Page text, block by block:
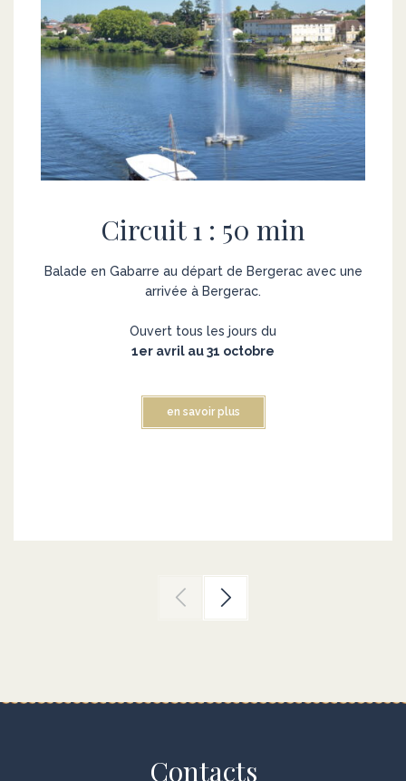
Circuit 1 : 50 min
Balade en Gabarre au départ de Bergerac avec une
arrivée à Bergerac.
Ouvert tous les jours du
1er avril au 31 octobre
en savoir plus
Contacts